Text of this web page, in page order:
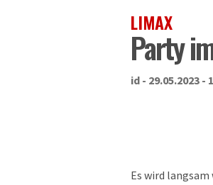
LIMAX
Party
id - 29.05.2023 -
Es wird